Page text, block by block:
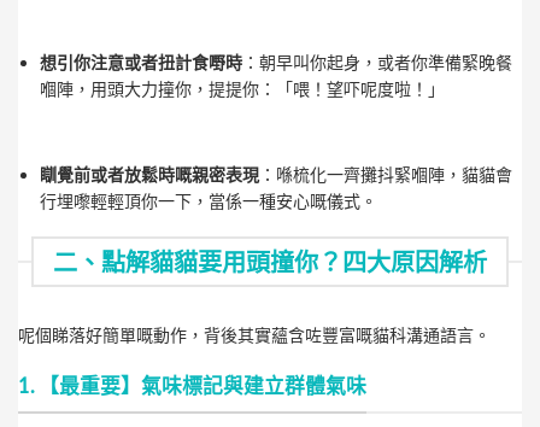
想引你注意或者扭計食嘢時 ：朝早叫你起身，或者你準備緊晚餐
嗰陣，用頭大力撞你，提提你：「喂！望吓呢度啦！」
瞓覺前或者放鬆時嘅親密表現 ：喺梳化一齊攤抖緊嗰陣，貓貓會
行埋嚟輕輕頂你一下，當係一種安心嘅儀式。
二、點解貓貓要用頭撞你？四大原因解析
呢個睇落好簡單嘅動作，背後其實蘊含咗豐富嘅貓科溝通語言。
1. 【最重要】氣味標記與建立群體氣味